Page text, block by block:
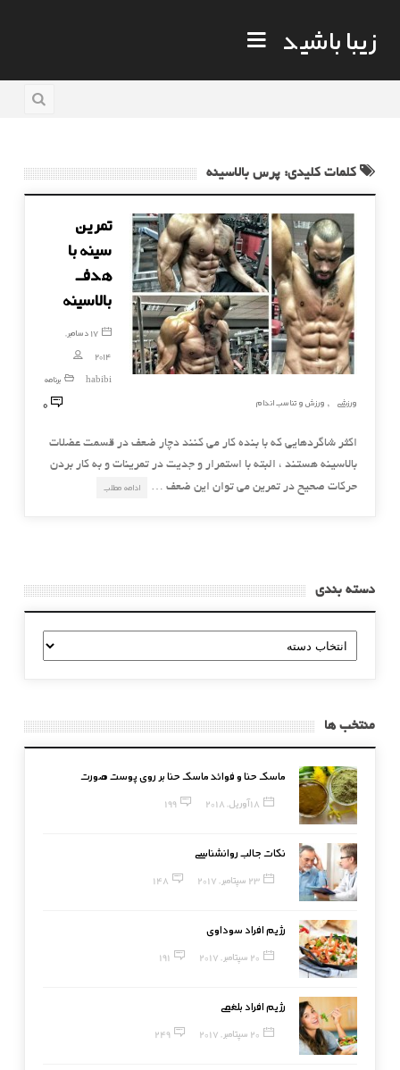
زیبا باشید
کلمات کلیدی: پرس بالاسینه
تمرین
سینه با
هدف
بالاسینه
17 دسامبر,
2014
habibi
برنامه
ورزشی
, ورزش و تناسب اندام 0
اکثر شاگردهایی که با بنده کار می کنند دچار ضعف در قسمت عضلات
بالاسینه هستند ، البته با استمرار و جدیت در تمرینات و به کار بردن
حرکات صحیح در تمرین می توان این ضعف …
ادامه مطلب
دسته بندی
دسته
بندی
منتخب ها
ماسک حنا و فوائد ماسک حنا بر روی پوست صورت
18 آوریل, 2018 199
نکات جالب روانشناسی
23 سپتامبر, 2017 148
رژیم افراد سوداوی
20 سپتامبر, 2017 191
رژیم افراد بلغمی
20 سپتامبر, 2017 249